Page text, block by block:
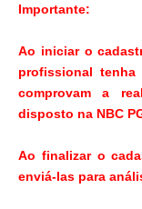
Importante:
Ao iniciar o
profissional
comprovam a
disposto na NBC
Ao finalizar o
enviá-las para